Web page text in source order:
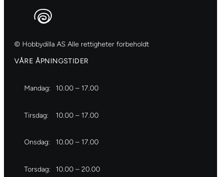
© Hobbydilla AS Alle rettigheter forbeholdt
VÅRE ÅPNINGSTIDER
Mandag: 10.00 – 17.00
Tirsdag: 10.00 – 17.00
Onsdag: 10.00 – 17.00
Torsdag: 10.00 – 20.00